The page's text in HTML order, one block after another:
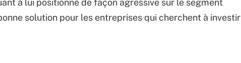
à lui positionné de façon agressive sur le segment
solution pour les entreprises qui cherchent à investir